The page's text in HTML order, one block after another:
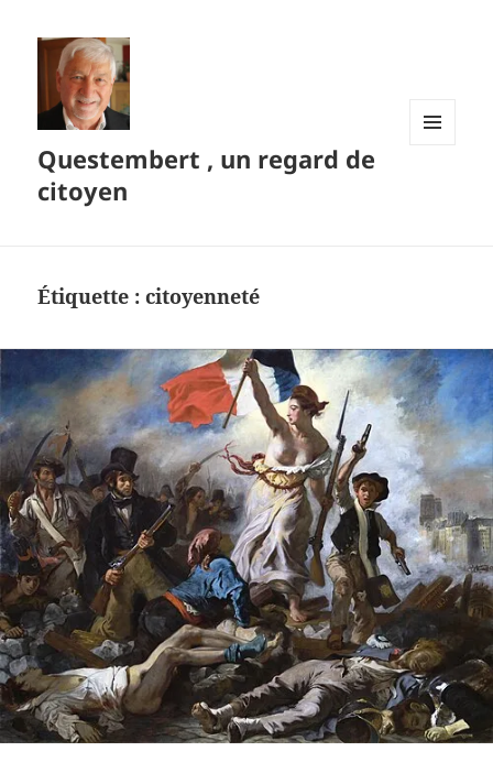
Questembert , un regard de
citoyen
Étiquette :citoyenneté